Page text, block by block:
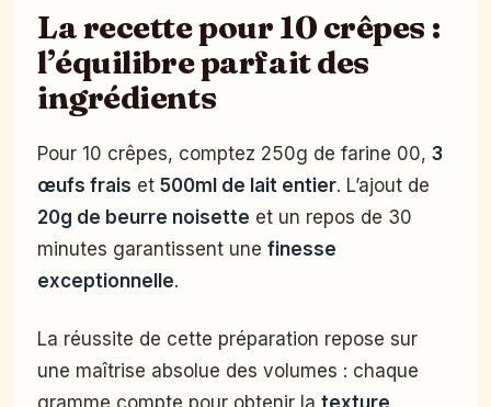
La recette pour 10 crêpes :
l’équilibre parfait des
ingrédients
Pour 10 crêpes, comptez 250g de farine 00, 3
œufs frais et 500ml de lait entier. L’ajout de
20g de beurre noisette et un repos de 30
minutes garantissent une finesse
exceptionnelle.
La réussite de cette préparation repose sur
une maîtrise absolue des volumes : chaque